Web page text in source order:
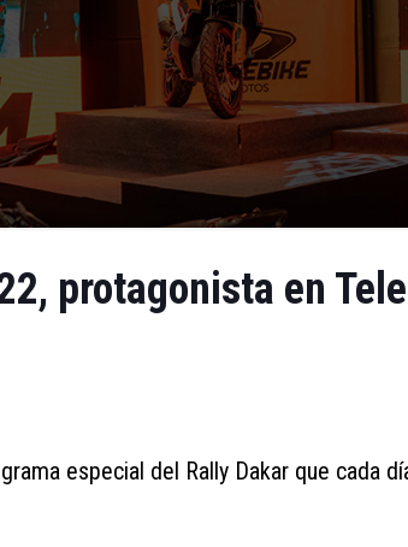
protagonista en
especial del Rally Dakar que cada